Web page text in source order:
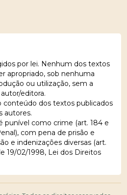
por lei. Nenhum dos textos
apropriado, sob nenhuma
ou utilização, sem a
editora.
conteúdo dos textos publicados
autores.
punível como crime (art. 184 e
com pena de prisão e
e indenizações diversas (art.
19/02/1998, Lei dos Direitos